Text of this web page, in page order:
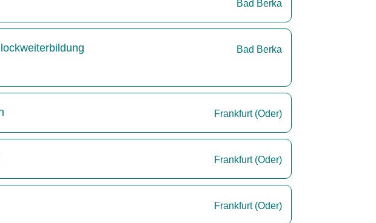
Bad Berka
Bad Berka
Frankfurt (Oder)
Frankfurt (Oder)
Frankfurt (Oder)